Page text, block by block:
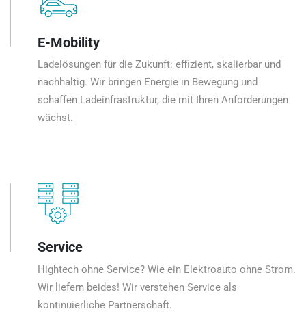
E-Mobility
Ladelösungen für die Zukunft: effizient, skalierbar und
nachhaltig. Wir bringen Energie in Bewegung und
schaffen Ladeinfrastruktur, die mit Ihren Anforderungen
wächst.
Service
Hightech ohne Service? Wie ein Elektroauto ohne Strom.
Wir liefern beides! Wir verstehen Service als
kontinuierliche Partnerschaft.